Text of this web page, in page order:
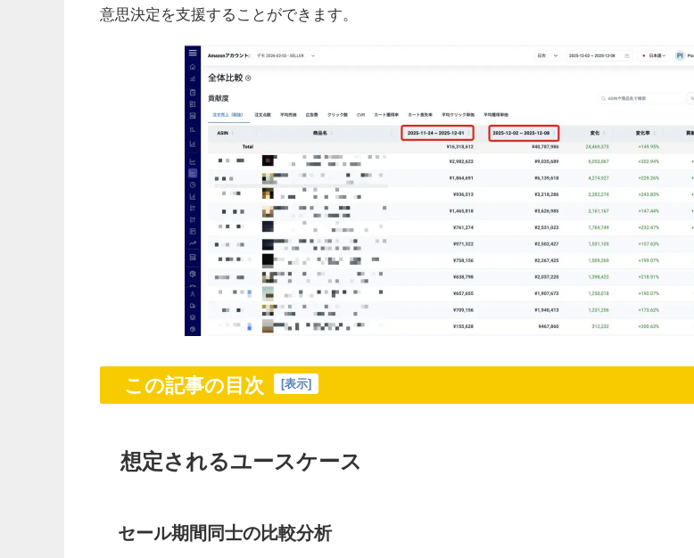
意思決定を支援することができます。
この記事の目次 [表示]
想定されるユースケース
セール期間同士の比較分析